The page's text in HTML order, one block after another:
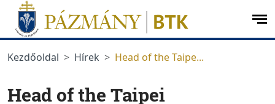
Ugrás a menüre
Ugrás a tartalomra
Kezdőoldal
Hírek Head of the Taipe...
Head of the Taipei